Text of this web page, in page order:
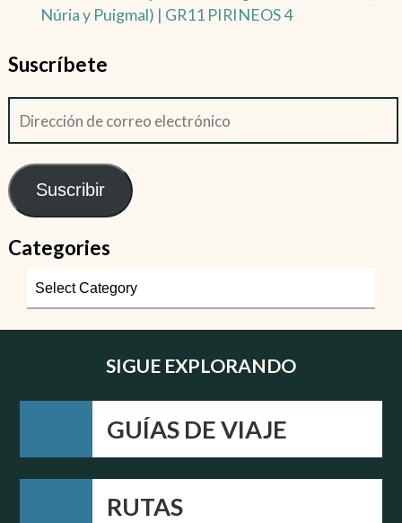
Núria y Puigmal) | GR11 PIRINEOS 4
Suscríbete
Suscribir
Categories
SIGUE EXPLORANDO
GUÍAS DE VIAJE
RUTAS